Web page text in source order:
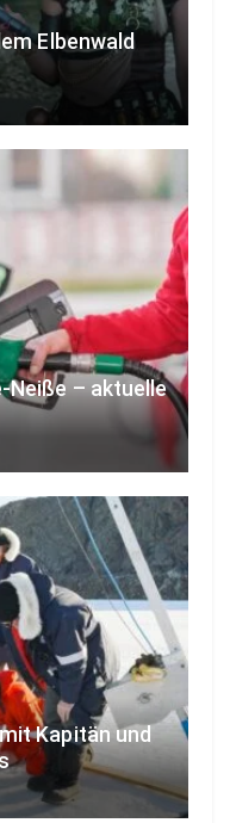
Elbenwald
Neiße – aktuelle
Kapitän und